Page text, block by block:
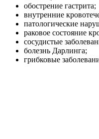
обострение гастрита;
внутренние
патологические
раковое состояние
сосудистые
болезнь Дарлинга;
грибковые